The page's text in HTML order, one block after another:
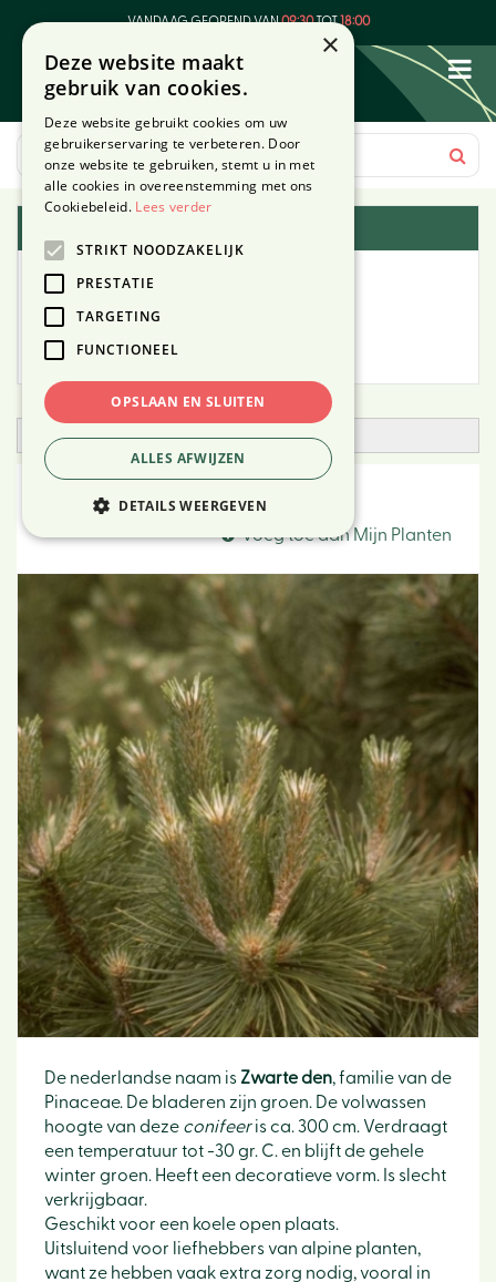
VANDAAG GEOPEND VAN09:30TOT18:00
Open zoekfilter
Zwarte den
Voeg toe aan Mijn Planten
De nederlandse naam is Zwarte den, familie van de
Pinaceae. De bladeren zijn groen. De volwassen
hoogte van deze conifeeris ca. 300 cm. Verdraagt
een temperatuur tot -30 gr. C. en blijft de gehele
winter groen. Heeft een decoratieve vorm. Is slecht
verkrijgbaar.
Geschikt voor een koele open plaats.
Uitsluitend voor liefhebbers van alpine planten,
want ze hebben vaak extra zorg nodig, vooral in
×
Deze website maakt
gebruik van cookies.
Deze website gebruikt cookies om uw
gebruikerservaring te verbeteren. Door
onze website te gebruiken, stemt u in met
alle cookies in overeenstemming met ons
Cookiebeleid. Lees verder
STRIKT NOODZAKELIJK
PRESTATIE
TARGETING
FUNCTIONEEL
OPSLAAN EN SLUITEN
ALLES AFWIJZEN
DETAILS WEERGEVEN